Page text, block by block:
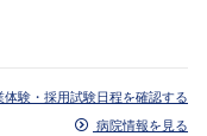
験・採用試験日程を確認する
病院情報を見る